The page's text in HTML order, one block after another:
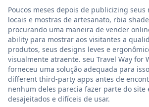
Poucos meses depois de publicizing seus
locais e mostras de artesanato, rbia
procurando uma maneira de vender
ability para mostrar aos visitantes a
produtos, seus designs leves e
visualmente atraente. seu Travel Way for
forneceu uma solução adequada para
different third-party apps antes de
nenhum deles parecia fazer parte do site
desajeitados e difíceis de usar.